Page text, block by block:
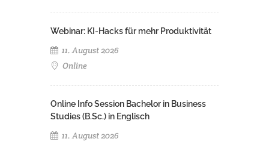
Webinar: KI-Hacks für mehr Produktivität
11. August 2026
Online
Online Info Session Bachelor in Business
Studies (B.Sc.) in Englisch
11. August 2026